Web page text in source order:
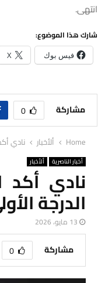
انتهى.
شارك هذا الموضوع:
فيس بوك X
مشاركة 0
Home ألأخبار نادي
أخبار الناصرية ألأخبار
نادي أكد
الدرجة
13 مايو، 2026
مشاركة 0